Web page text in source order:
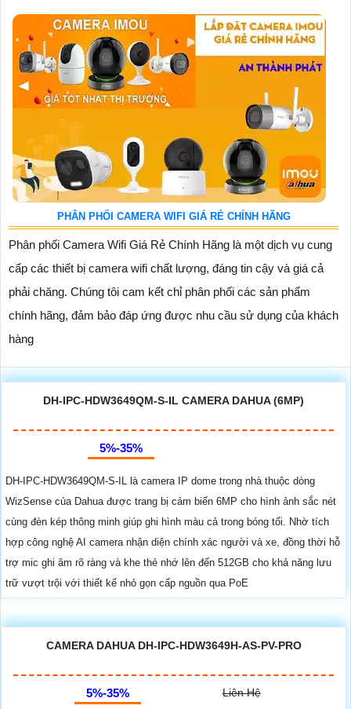
PHÂN PHỐI CAMERA WIFI GIÁ RẺ CHÍNH HÃNG
Phân phối Camera Wifi Giá Rẻ Chính Hãng là một dịch vụ cung
cấp các thiết bị camera wifi chất lượng, đáng tin cậy và giá cả
phải chăng. Chúng tôi cam kết chỉ phân phối các sản phẩm
chính hãng, đảm bảo đáp ứng được nhu cầu sử dụng của khách
hàng
DH-IPC-HDW3649QM-S-IL CAMERA DAHUA (6MP)
5%-35%
DH-IPC-HDW3649QM-S-IL là camera IP dome trong nhà thuộc dòng
WizSense của Dahua được trang bị cảm biến 6MP cho hình ảnh sắc nét
cùng đèn kép thông minh giúp ghi hình màu cả trong bóng tối. Nhờ tích
hợp công nghệ AI camera nhận diện chính xác người và xe, đồng thời hỗ
trợ mic ghi âm rõ ràng và khe thẻ nhớ lên đến 512GB cho khả năng lưu
trữ vượt trội với thiết kế nhỏ gọn cấp nguồn qua PoE
CAMERA DAHUA DH-IPC-HDW3649H-AS-PV-PRO
5%-35% Liên Hệ